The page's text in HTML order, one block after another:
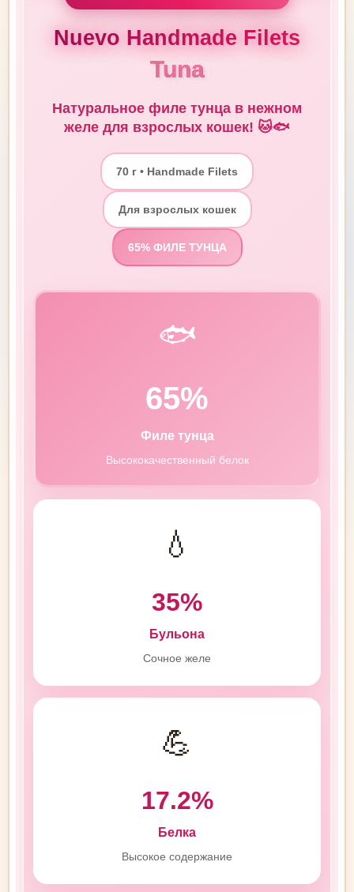
Nuevo Handmade Filets
Tuna
Натуральное филе тунца в нежном
желе для взрослых кошек! 🐱🐟
70 г • Handmade Filets
Для взрослых кошек
65% ФИЛЕ ТУНЦА
🐟
65%
Филе тунца
Высококачественный белок
💧
35%
Бульона
Сочное желе
💪
17.2%
Белка
Высокое содержание